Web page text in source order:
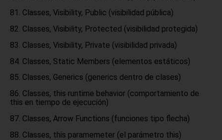
Classes, Visibility, Public (visibilidad pública)
Classes, Visibility, Protected (visibilidad protegida)
Classes, Visibility, Private (visibilidad privada)
Classes, Static Members (elementos estáticos)
Classes, Generics (generics dentro de clases)
Classes, this runtime behavior (comportamiento de
this en tiempo de ejecución)
Classes, Arrow Functions (funciones tipo flecha)
Classes, this paramemeter (el parámetro this)